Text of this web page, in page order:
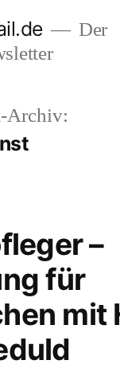
Der
Archiv:
–
für
mit